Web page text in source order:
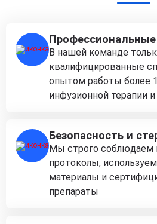
Профессиональные
В нашей команде
квалифицированные
опытом работы более
инфузионной терапии
Безопасность и
Мы строго соблюдаем
протоколы,
материалы и
препараты